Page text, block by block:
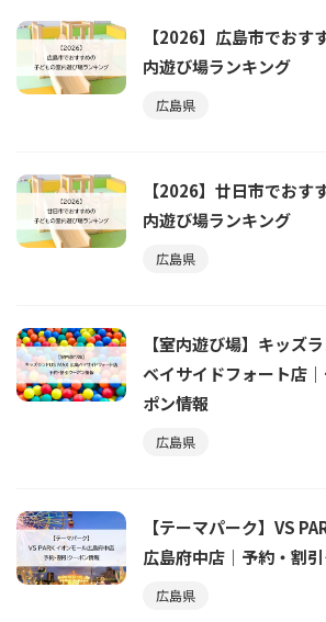
【2026】広島市でおす
内遊び場ランキング
広島県
【2026】廿日市でおす
内遊び場ランキング
広島県
【室内遊び場】キッズ
ベイサイドフォート店
ポン情報
広島県
【テーマパーク】VS
広島府中店｜予約・割
広島県